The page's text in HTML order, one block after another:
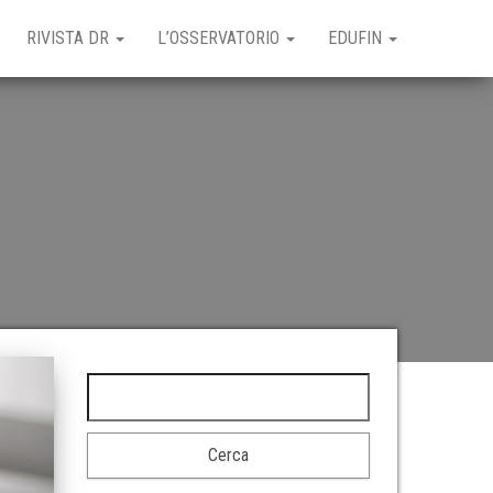
RIVISTA DR L’OSSERVATORIO EDUFIN